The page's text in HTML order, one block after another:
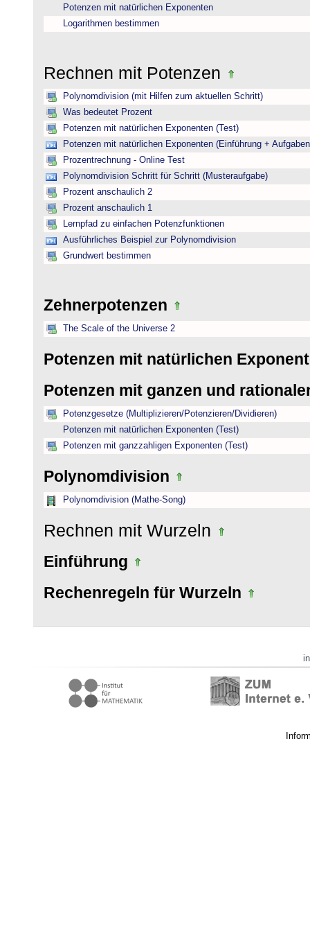
Potenzen mit natürlichen Exponenten
Logarithmen bestimmen
Rechnen mit Potenzen
Polynomdivision (mit Hilfen zum aktuellen Schritt)
Was bedeutet Prozent
Potenzen mit natürlichen Exponenten (Test)
Potenzen mit natürlichen Exponenten (Einführung +
Prozentrechnung - Online Test
Polynomdivision Schritt für Schritt (Musteraufgabe)
Prozent anschaulich 2
Prozent anschaulich 1
Lernpfad zu einfachen Potenzfunktionen
Ausführliches Beispiel zur Polynomdivision
Grundwert bestimmen
Zehnerpotenzen
The Scale of the Universe 2
Potenzen mit natürlichen
Potenzen mit ganzen und
Potenzgesetze (Multiplizieren/Potenzieren/Dividieren)
Potenzen mit natürlichen Exponenten (Test)
Potenzen mit ganzzahligen Exponenten (Test)
Polynomdivision
Polynomdivision (Mathe-Song)
Rechnen mit Wurzeln
Einführung
Rechenregeln für Wurzeln